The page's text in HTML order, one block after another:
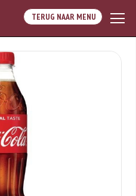
TERUG NAAR MENU